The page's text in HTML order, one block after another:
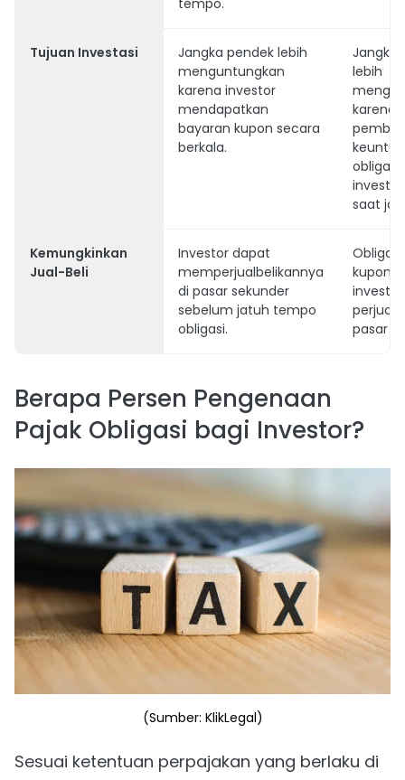
Tujuan Investasi
Jangka pendek lebih
menguntungkan
karena investor
mendapatkan
bayaran kupon secara
berkala.
Jangka
lebih
karena
obligasi
saat
Kemungkinkan
Jual-Beli
Investor dapat
memperjualbelikannya
di pasar sekunder
sebelum jatuh tempo
obligasi.
kupon
investor
pasar
Berapa Persen Pengenaan
Pajak Obligasi bagi Investor?
(Sumber: KlikLegal)
Sesuai ketentuan perpajakan yang berlaku di